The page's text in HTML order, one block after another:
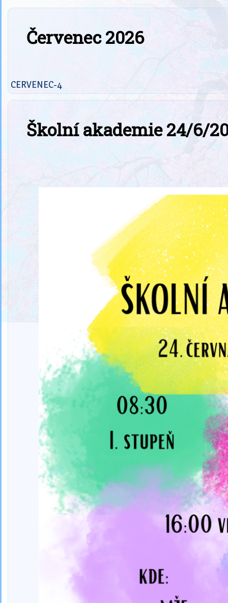
Červenec 2026
CERVENEC-4
Školní akademie 24/6/